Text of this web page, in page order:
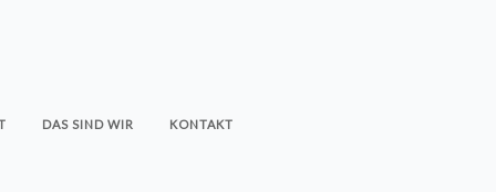
DAS SIND WIR KONTAKT